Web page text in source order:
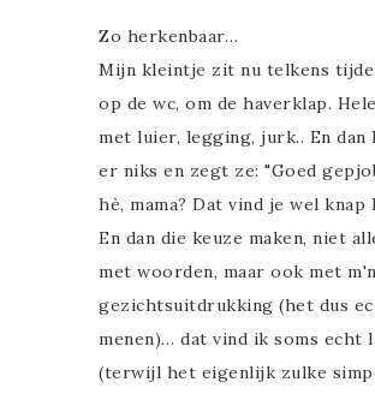
Zo herkenbaar…
Mijn kleintje zit nu telkens
op de wc, om de haverklap.
met luier, legging, jurk.. En dan
er niks en zegt ze: "Goed
hè, mama? Dat vind je wel knap
En dan die keuze maken, niet
met woorden, maar ook met m'n
gezichtsuitdrukking (het dus
menen)… dat vind ik soms echt
(terwijl het eigenlijk zulke